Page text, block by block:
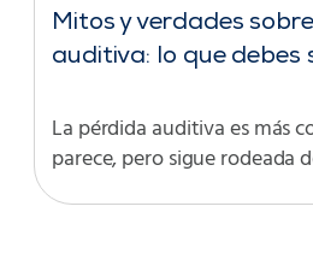
Mitos y verdades
auditiva: lo que debes
La pérdida auditiva es más
parece, pero sigue rodeada